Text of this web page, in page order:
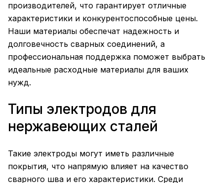
производителей, что гарантирует отличные
характеристики и конкурентоспособные цены.
Наши материалы обеспечат надежность и
долговечность сварных соединений, а
профессиональная поддержка поможет выбрать
идеальные расходные материалы для ваших
нужд.
Типы электродов для
нержавеющих сталей
Такие электроды могут иметь различные
покрытия, что напрямую влияет на качество
сварного шва и его характеристики. Среди